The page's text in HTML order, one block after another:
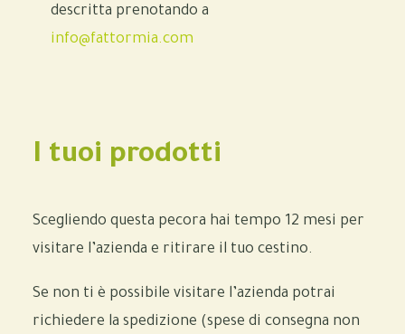
descritta prenotando a
info@fattormia.com
I tuoi prodotti
Scegliendo questa pecora hai tempo 12 mesi per
visitare l’azienda e ritirare il tuo cestino.
Se non ti è possibile visitare l’azienda potrai
richiedere la spedizione (spese di consegna non